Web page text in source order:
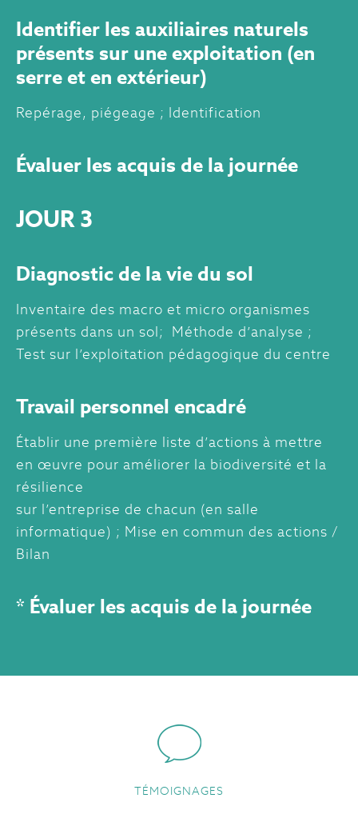
TÉMOIGNAGES
Identifier les auxiliaires naturels
présents sur une exploitation (en
serre et en extérieur)
Repérage, piégeage ; Identification
Évaluer les acquis de la journée
JOUR 3
Diagnostic de la vie du sol
Inventaire des macro et micro organismes
présents dans un sol; Méthode d’analyse ;
Test sur l’exploitation pédagogique du centre
Travail personnel encadré
Établir une première liste d’actions à mettre
en œuvre pour améliorer la biodiversité et la
résilience
sur l’entreprise de chacun (en salle
informatique) ; Mise en commun des actions /
Bilan
* Évaluer les acquis de la journée